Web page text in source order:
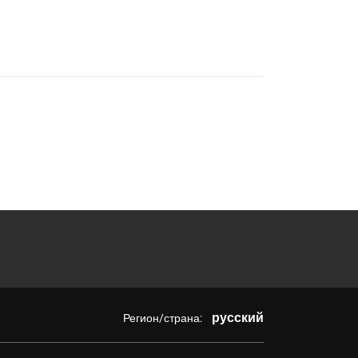
Регион/страна: русский